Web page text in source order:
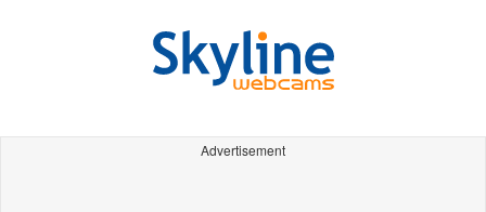
Advertisement